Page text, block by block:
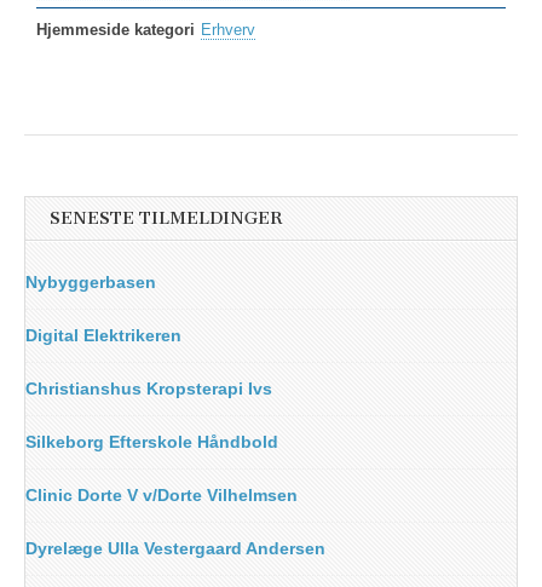
Hjemmeside kategori Erhverv
SENESTE TILMELDINGER
Nybyggerbasen
Digital Elektrikeren
Christianshus Kropsterapi Ivs
Silkeborg Efterskole Håndbold
Clinic Dorte V v/Dorte Vilhelmsen
Dyrelæge Ulla Vestergaard Andersen